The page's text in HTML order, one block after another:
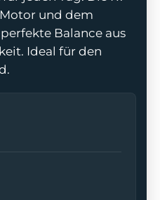
und dem
Balance aus
Ideal für den